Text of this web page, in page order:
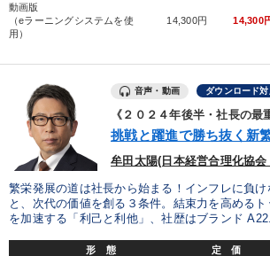
動画版
（eラーニングシステムを使
用）
14,300円 14,300
音声・動画 ダウンロード
《２０２４年後半・社長の最
挑戦と躍進で勝ち抜く新
牟田太陽(日本経営合理化協
繁栄発展の道は社長から始まる！インフレに負
と、次代の価値を創る３条件。結束力を高める
を加速する「利己と利他」、社歴はブランド
形 態 定 価